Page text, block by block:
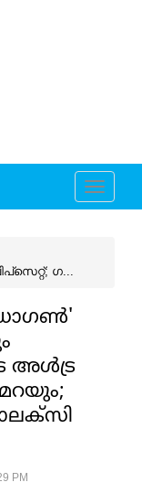
Toggle
ഗ...
അള്‍ട്ര
PM